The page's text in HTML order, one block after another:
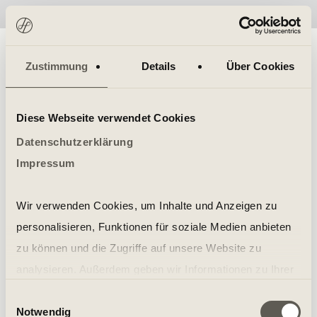
Zustimmung Details Über Cookies
Diese Webseite verwendet Cookies
Datenschutzerklärung
Impressum
Wir verwenden Cookies, um Inhalte und Anzeigen zu
personalisieren, Funktionen für soziale Medien anbieten
zu können und die Zugriffe auf unsere Website zu
soziale Medien, Werbung und Analysen weiter. Unsere
Notwendig